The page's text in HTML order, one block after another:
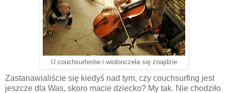
U couchsurferów i wiolonczela się znajdzie
Zastanawialiście się kiedyś nad tym, czy couchsurfing jest
jeszcze dla Was, skoro macie dziecko? My tak. Nie chodziło